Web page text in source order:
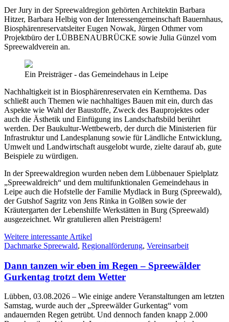
Der Jury in der Spreewaldregion gehörten Architektin Barbara
Hitzer, Barbara Helbig von der Interessengemeinschaft Bauernhaus,
Biosphärenreservatsleiter Eugen Nowak, Jürgen Othmer vom
Projektbüro der LÜBBENAUBRÜCKE sowie Julia Günzel vom
Spreewaldverein an.
Ein Preisträger - das Gemeindehaus in Leipe
Nachhaltigkeit ist in Biosphärenreservaten ein Kernthema. Das
schließt auch Themen wie nachhaltiges Bauen mit ein, durch das
Aspekte wie Wahl der Baustoffe, Zweck des Bauprojektes oder
auch die Ästhetik und Einfügung ins Landschaftsbild berührt
werden. Der Baukultur-Wettbewerb, der durch die Ministerien für
Infrastruktur und Landesplanung sowie für Ländliche Entwicklung,
Umwelt und Landwirtschaft ausgelobt wurde, zielte darauf ab, gute
Beispiele zu würdigen.
In der Spreewaldregion wurden neben dem Lübbenauer Spielplatz
„Spreewaldreich“ und dem multifunktionalen Gemeindehaus in
Leipe auch die Hofstelle der Familie Mydlack in Burg (Spreewald),
der Gutshof Sagritz von Jens Rinka in Golßen sowie der
Kräutergarten der Lebenshilfe Werkstätten in Burg (Spreewald)
ausgezeichnet. Wir gratulieren allen Preisträgern!
Weitere interessante Artikel
Dachmarke Spreewald, Regionalförderung, Vereinsarbeit
Dann tanzen wir eben im Regen – Spreewälder
Gurkentag trotzt dem Wetter
Lübben, 03.08.2026 – Wie einige andere Veranstaltungen am letzten
Samstag, wurde auch der „Spreewälder Gurkentag“ vom
andauernden Regen getrübt. Und dennoch fanden knapp 2.000